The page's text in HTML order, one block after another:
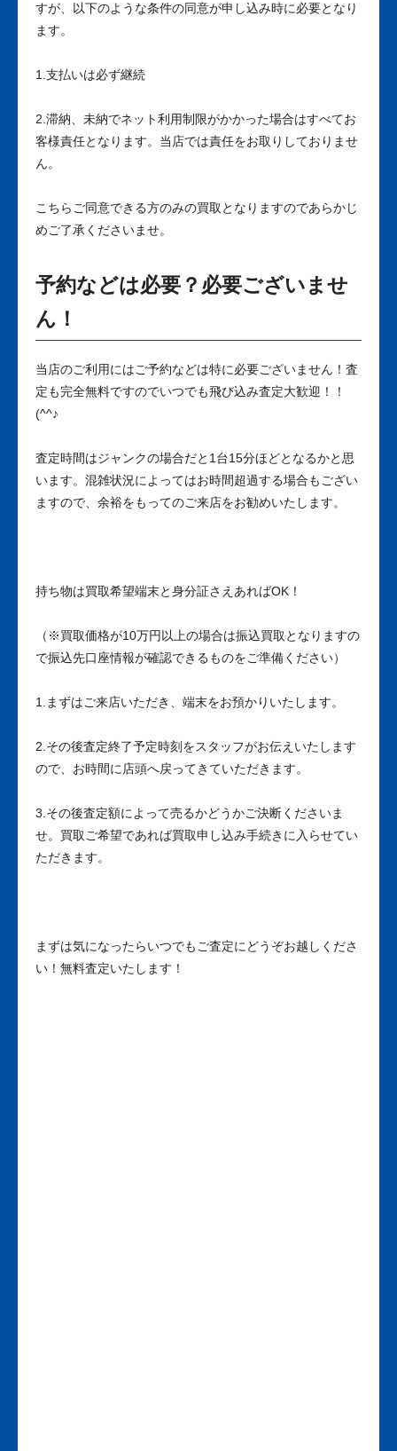
すが、以下のような条件の同意が申し込み時に必要となり
ます。
1.支払いは必ず継続
2.滞納、未納でネット利用制限がかかった場合はすべてお
客様責任となります。当店では責任をお取りしておりませ
ん。
こちらご同意できる方のみの買取となりますのであらかじ
めご了承くださいませ。
予約などは必要？必要ございませ
ん！
当店のご利用にはご予約などは特に必要ございません！査
定も完全無料ですのでいつでも飛び込み査定大歓迎！！
(^^♪
査定時間はジャンクの場合だと1台15分ほどとなるかと思
います。混雑状況によってはお時間超過する場合もござい
ますので、余裕をもってのご来店をお勧めいたします。
持ち物は買取希望端末と身分証さえあればOK！
（※買取価格が10万円以上の場合は振込買取となりますの
で振込先口座情報が確認できるものをご準備ください）
1.まずはご来店いただき、端末をお預かりいたします。
2.その後査定終了予定時刻をスタッフがお伝えいたします
ので、お時間に店頭へ戻ってきていただきます。
3.その後査定額によって売るかどうかご決断くださいま
せ。買取ご希望であれば買取申し込み手続きに入らせてい
ただきます。
まずは気になったらいつでもご査定にどうぞお越しくださ
い！無料査定いたします！